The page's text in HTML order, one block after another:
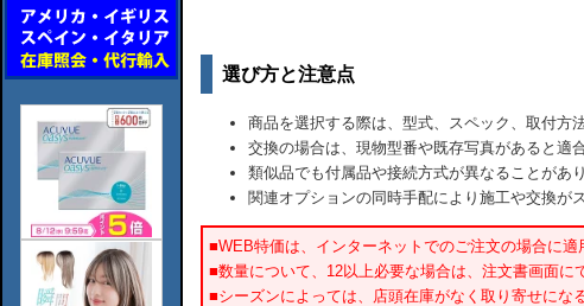
選び方と注意点
商品を選択する際は、型式、スペック、取付方
交換の場合は、現物型番や既存写真があると適
類似品でも付属品や接続方式が異なることがあり
関連オプションの同時手配により施工や交換が
■WEB特価は、インターネットでのご注文の場合に適
■数量について、12以上必要な場合は、注文書画面に
■シーズンによっては、店頭在庫がなく取り寄せにな